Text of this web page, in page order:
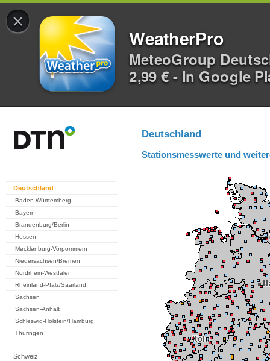
×
WeatherPro
MeteoGroup
2,99 € - In Google
Deutschland
Baden-Württemberg
Bayern
Brandenburg/Berlin
Hessen
Mecklenburg-Vorpommern
Niedersachsen/Bremen
Nordrhein-Westfalen
Rheinland-Pfalz/Saarland
Sachsen
Sachsen-Anhalt
Schleswig-Holstein/Hamburg
Thüringen
Schweiz
Deutschland
Stationsmesswerte und